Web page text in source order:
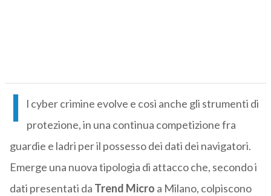
I
l cyber crimine evolve e così anche gli strumenti di
protezione, in una continua competizione fra
guardie e ladri per il possesso dei dati dei navigatori.
Emerge una nuova tipologia di attacco che, secondo i
dati presentati da Trend Micro a Milano, colpiscono